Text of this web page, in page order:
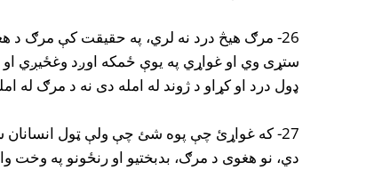
26- مرګ هیڅ درد نه لري، په حقیقت کې مرګ
ستړی وي او غواړي په یوې ځمکه اوږد وغځیږي
ډول درد او کړاو د ژوند له امله دی نه د مرګ له
27- که غواړئ چې پوه شئ چې ولې ټول انسانان
دي، نو هغوی د مرګ، بدبختیو او رنځونو په وخت